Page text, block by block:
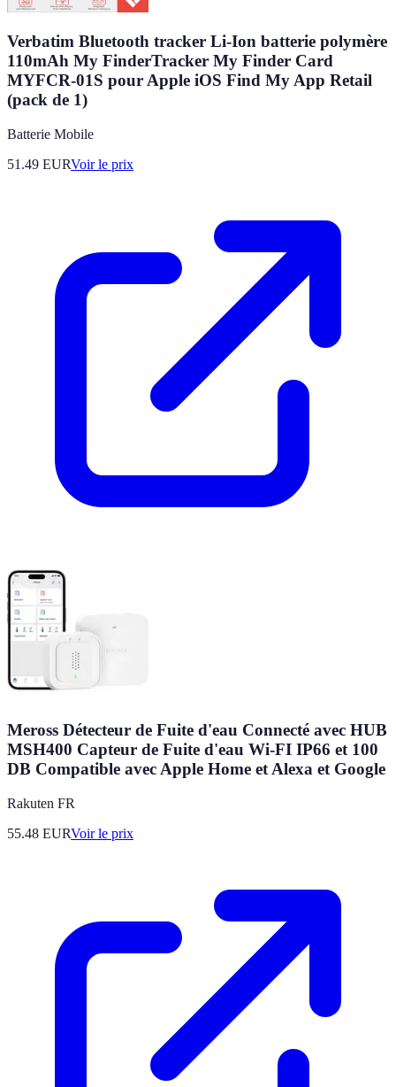
Verbatim Bluetooth tracker Li-Ion batterie polymère
110mAh My FinderTracker My Finder Card
MYFCR-01S pour Apple iOS Find My App Retail
(pack de 1)
Batterie Mobile
51.49 EURVoir le prix
Meross Détecteur de Fuite d'eau Connecté avec HUB
MSH400 Capteur de Fuite d'eau Wi-FI IP66 et 100
DB Compatible avec Apple Home et Alexa et Google
Rakuten FR
55.48 EURVoir le prix